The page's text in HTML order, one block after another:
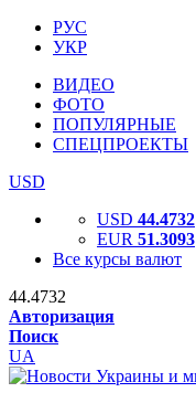
РУС
УКР
ВИДЕО
ФОТО
ПОПУЛЯРНЫЕ
СПЕЦПРОЕКТЫ
USD
USD 44.4732
EUR 51.3093
Все курсы валют
44.4732
Авторизация
Поиск
UA